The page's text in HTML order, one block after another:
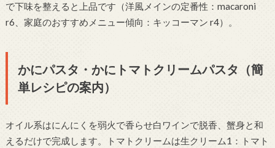
で下味を整えると上品です（洋風メインの定番性：macaroni
r6、家庭のおすすめメニュー傾向：キッコーマン r4）。
かにパスタ・かにトマトクリームパスタ（簡
単レシピの案内）
オイル系はにんにくを弱火で香らせ白ワインで脱香、蟹身と和
えるだけで完成します。トマトクリームは生クリーム1：トマト